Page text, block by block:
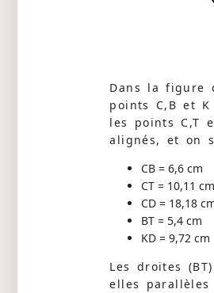
Dans la figure
points C,B et
les points C,T
alignés, et on
CB = 6,6 cm
CT = 10,11 cm
CD = 18,18
BT = 5,4 cm
KD = 9,72 cm
Les droites
elles parallèles